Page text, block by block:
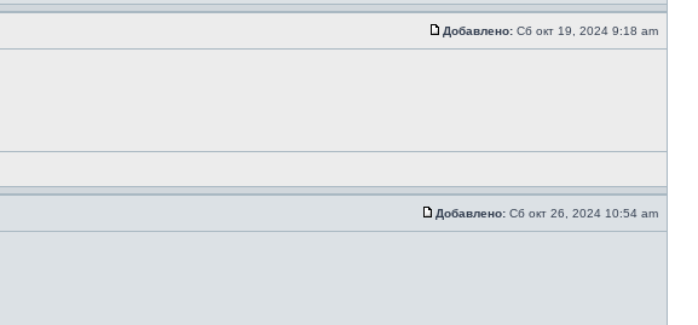
Добавлено: Сб окт 19, 2024 9:18 am
Добавлено: Сб окт 26, 2024 10:54 am